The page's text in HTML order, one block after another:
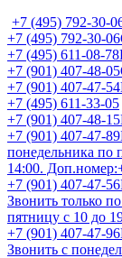
+7 (495) 792-30-
+7 (495) 792-30-06
+7 (495) 611-08-78
+7 (901) 407-48-05
+7 (901) 407-47-54
+7 (495) 611-33-05
+7 (901) 407-48-15
+7 (901) 407-47-89
понедельника по
14:00.
+7 (901) 407-47-56
Звонить только
пятницу с 10 до
+7 (901) 407-47-96
Звонить с